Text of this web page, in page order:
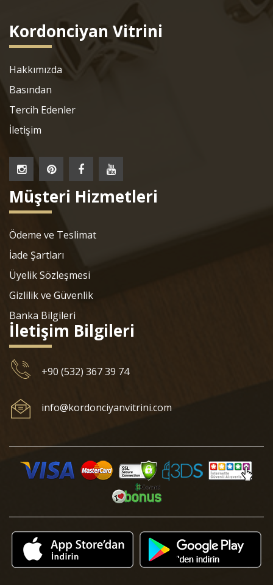
Kordonciyan Vitrini
Hakkımızda
Basından
Tercih Edenler
İletişim
Müşteri Hizmetleri
Ödeme ve Teslimat
İade Şartları
Üyelik Sözleşmesi
Gizlilik ve Güvenlik
Banka Bilgileri
İletişim Bilgileri
+90 (532) 367 39 74
info@kordonciyanvitrini.com